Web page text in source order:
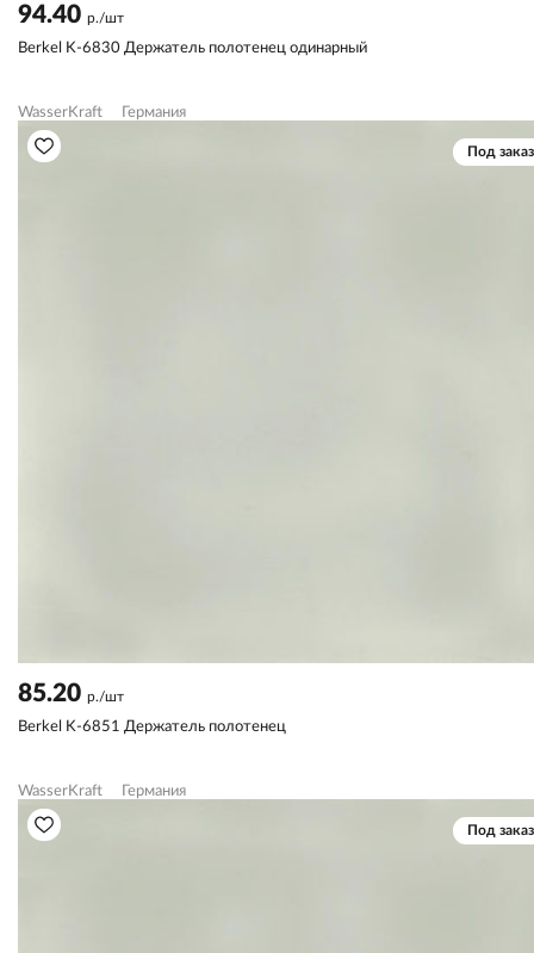
94.40 р./шт
Berkel K-6830 Держатель полотенец одинарный
WasserKraft Германия
Под заказ
85.20 р./шт
Berkel K-6851 Держатель полотенец
WasserKraft Германия
Под заказ